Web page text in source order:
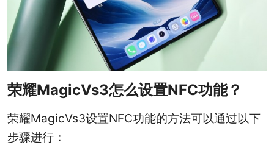
荣耀MagicVs3怎么设置NFC功能？
荣耀MagicVs3设置NFC功能的方法可以通过以下
步骤进行：‌